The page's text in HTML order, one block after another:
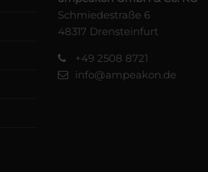
Schmiedestraße 6
48317 Drensteinfurt
+49 2508 8721
info@ampeakon.de